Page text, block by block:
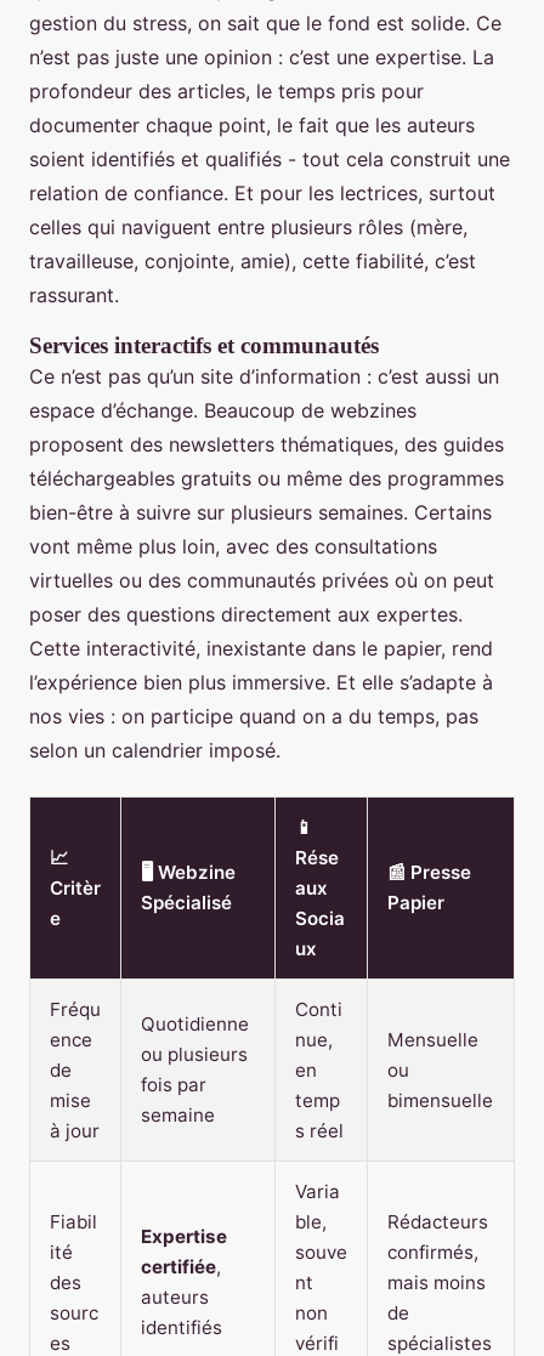
gestion du stress, on sait que le fond est solide. Ce
n’est pas juste une opinion : c’est une expertise. La
profondeur des articles, le temps pris pour
documenter chaque point, le fait que les auteurs
soient identifiés et qualifiés - tout cela construit une
relation de confiance. Et pour les lectrices, surtout
celles qui naviguent entre plusieurs rôles (mère,
travailleuse, conjointe, amie), cette fiabilité, c’est
rassurant.
Services interactifs et communautés
Ce n’est pas qu’un site d’information : c’est aussi un
espace d’échange. Beaucoup de webzines
proposent des newsletters thématiques, des guides
téléchargeables gratuits ou même des programmes
bien-être à suivre sur plusieurs semaines. Certains
vont même plus loin, avec des consultations
virtuelles ou des communautés privées où on peut
poser des questions directement aux expertes.
Cette interactivité, inexistante dans le papier, rend
l’expérience bien plus immersive. Et elle s’adapte à
nos vies : on participe quand on a du temps, pas
selon un calendrier imposé.
📈
Critèr
e
🖥️ Webzine
Spécialisé
📱
Rése
aux
Socia
ux
📰 Presse
Papier
Fréqu
ence
de
mise
à jour
Quotidienne
ou plusieurs
fois par
semaine
Conti
nue,
en
temp
s réel
Mensuelle
ou
bimensuelle
Fiabil
ité
des
sourc
es
Expertise
certifiée,
auteurs
identifiés
Varia
ble,
souve
nt
non
vérifi
Rédacteurs
confirmés,
mais moins
de
spécialistes